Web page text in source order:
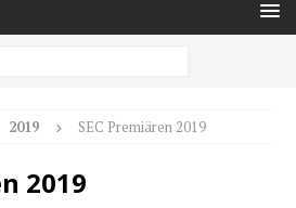
2019 SEC Premiären 2019
2019